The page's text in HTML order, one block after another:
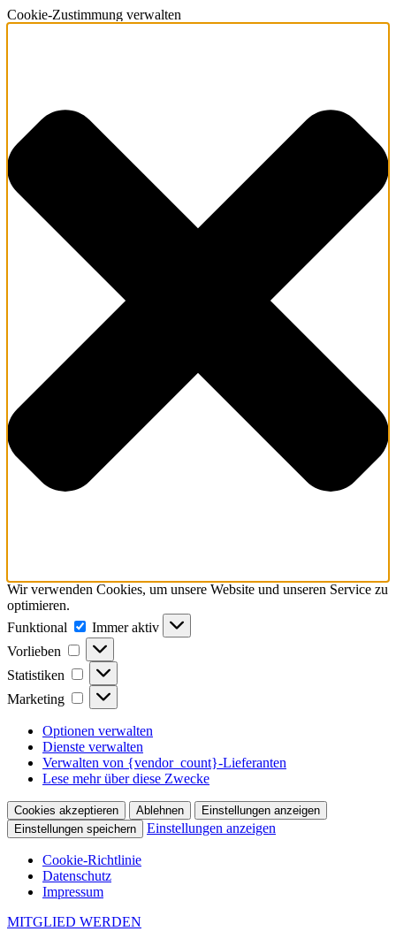
Cookie-Zustimmung verwalten
Wir verwenden Cookies, um unsere Website und unseren Service zu
optimieren.
Funktional
Funktional
Immer aktiv
Vorlieben
Vorlieben
Statistiken Statistiken
Marketing Marketing
Optionen verwalten
Dienste verwalten
Verwalten von {vendor_count}-Lieferanten
Lese mehr über diese Zwecke
Cookies akzeptieren Ablehnen
Einstellungen anzeigen
Einstellungen speichern
Einstellungen anzeigen
Cookie-Richtlinie
Datenschutz
Impressum
MITGLIED WERDEN